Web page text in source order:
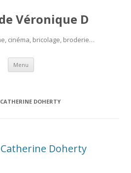
Véronique D
cinéma, bricolage, broderie…
Menu Aller
contenu
CATHERINE DOHERTY
Doherty